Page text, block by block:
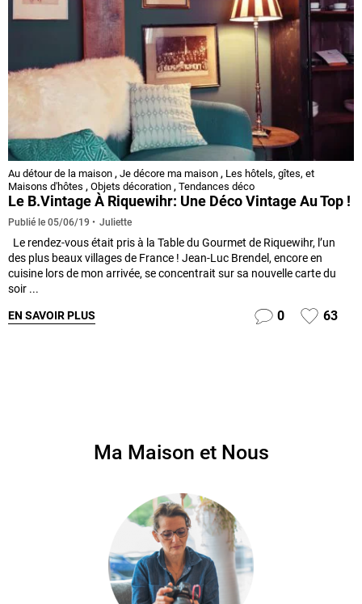
Au détour de la maison , Je décore ma maison , Les hôtels, gîtes, et
Maisons d'hôtes , Objets décoration , Tendances déco
Le B.Vintage À Riquewihr: Une Déco Vintage Au Top !
Publié le 05/06/19 Juliette
Le rendez-vous était pris à la Table du Gourmet de Riquewihr, l’un
des plus beaux villages de France ! Jean-Luc Brendel, encore en
cuisine lors de mon arrivée, se concentrait sur sa nouvelle carte du
soir ...
EN SAVOIR PLUS 0 63
Ma Maison et Nous